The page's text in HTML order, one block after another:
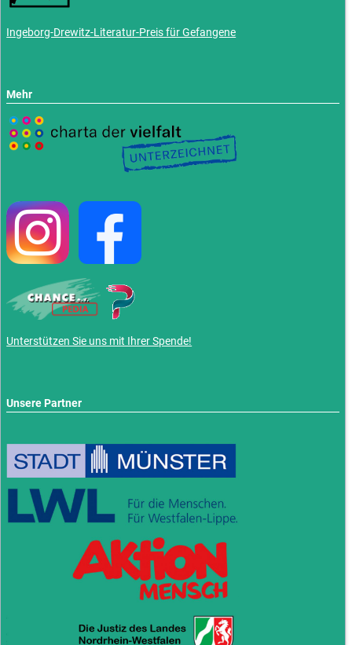
Ingeborg-Drewitz-Literatur-Preis für Gefangene
Mehr
Unterstützen Sie uns mit Ihrer Spende!
Unsere Partner